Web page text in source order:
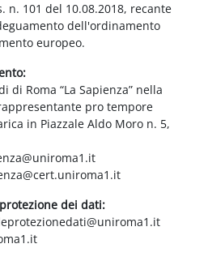
n. 101 del 10.08.2018, recante
dell'ordinamento
europeo.
di Roma “La Sapienza” nella
pro tempore
in Piazzale Aldo Moro n. 5,
dei dati: